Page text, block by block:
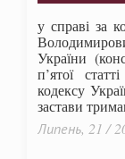
у справі за
України
п’ятої
кодексу
застави
Липень, 21 /